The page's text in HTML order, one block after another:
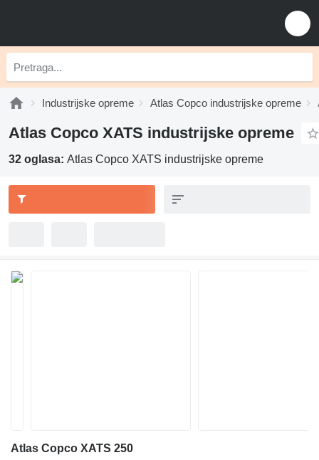
Industrijske opreme Atlas Copco industrijske opreme
Atlas Copco XATS industrijske opreme
32 oglasa: Atlas Copco XATS industrijske opreme
Atlas Copco XATS 250